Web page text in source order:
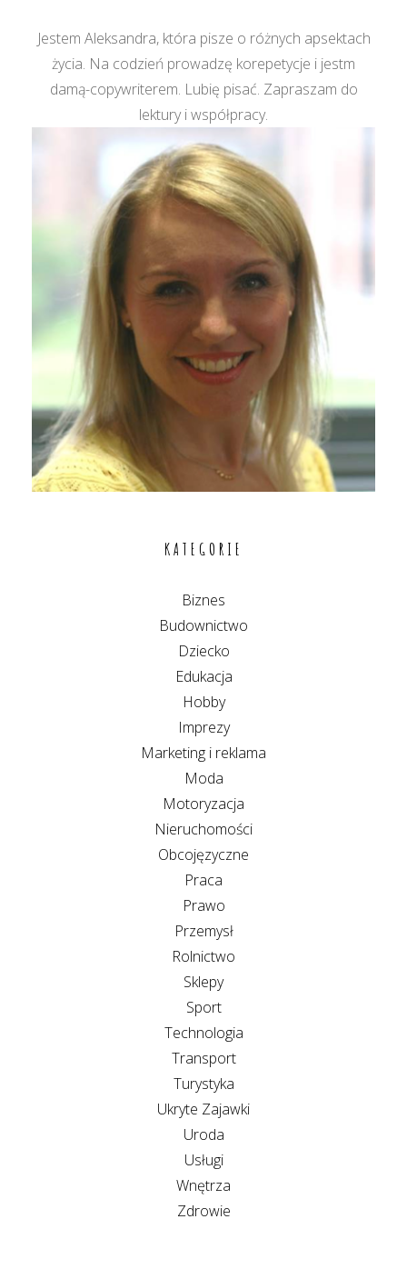
Jestem Aleksandra, która pisze o różnych apsektach
życia. Na codzień prowadzę korepetycje i jestm
damą-copywriterem. Lubię pisać. Zapraszam do
lektury i współpracy.
KATEGORIE
Biznes
Budownictwo
Dziecko
Edukacja
Hobby
Imprezy
Marketing i reklama
Moda
Motoryzacja
Nieruchomości
Obcojęzyczne
Praca
Prawo
Przemysł
Rolnictwo
Sklepy
Sport
Technologia
Transport
Turystyka
Ukryte Zajawki
Uroda
Usługi
Wnętrza
Zdrowie